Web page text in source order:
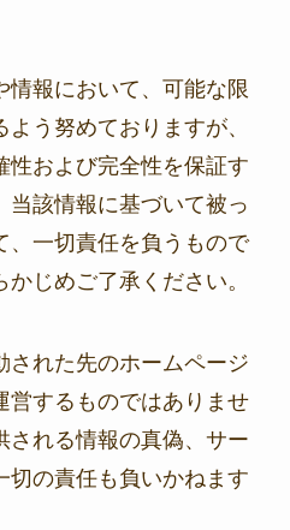
情報において、可能な限
う努めておりますが、
性および完全性を保証す
当該情報に基づいて被っ
、一切責任を負うもので
じめご了承ください。
された先のホームページ
営するものではありませ
される情報の真偽、サー
切の責任も負いかねます